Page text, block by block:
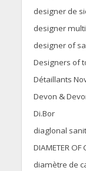
designer de
designer
designer of
Designers of
Détaillants
Devon &
Di.Bor
diaglonal
DIAMETER OF
diamètre de